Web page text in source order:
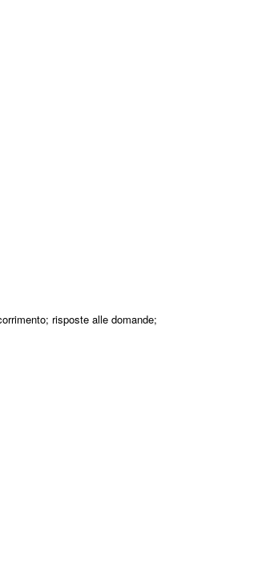
risposte alle domande;